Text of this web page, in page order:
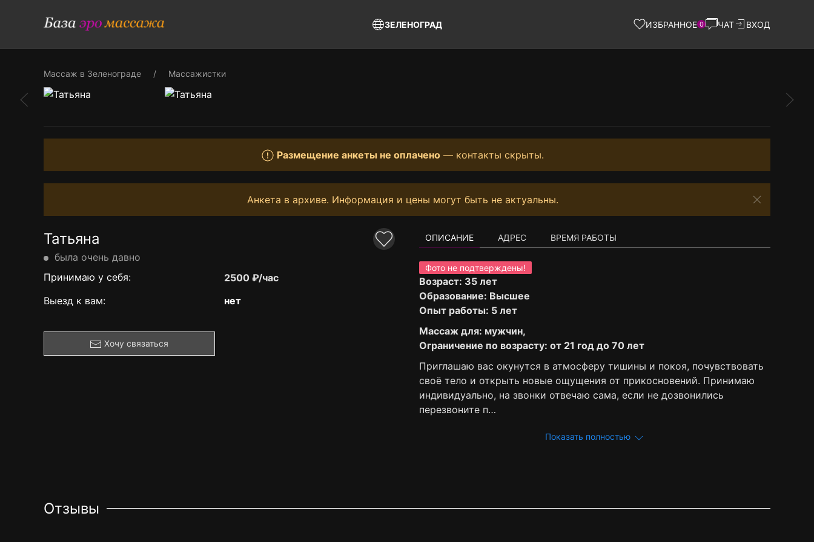
ЗЕЛЕНОГРАД ИЗБРАННОЕ 0 ЧАТ ВХОД
Массаж в Зеленограде Массажистки
Размещение анкеты не оплачено — контакты скрыты.
Анкета в архиве. Информация и цены могут быть не актуальны.
Татьяна
была очень давно
Принимаю у себя:
2500 ₽/час
Выезд к вам:
нет
Хочу связаться
ОПИСАНИЕ АДРЕС ВРЕМЯ РАБОТЫ
Фото не подтверждены!
Возраст: 35 лет
Образование: Высшее
Опыт работы: 5 лет
Массаж для: мужчин,
Ограничение по возрасту: от 21 год до 70 лет
Приглашаю вас окунутся в атмосферу тишины и покоя, почувствовать
своё тело и открыть новые ощущения от прикосновений. Принимаю
индивидуально, на звонки отвечаю сама, если не дозвонились
перезвоните п…
Показать полностью
Отзывы